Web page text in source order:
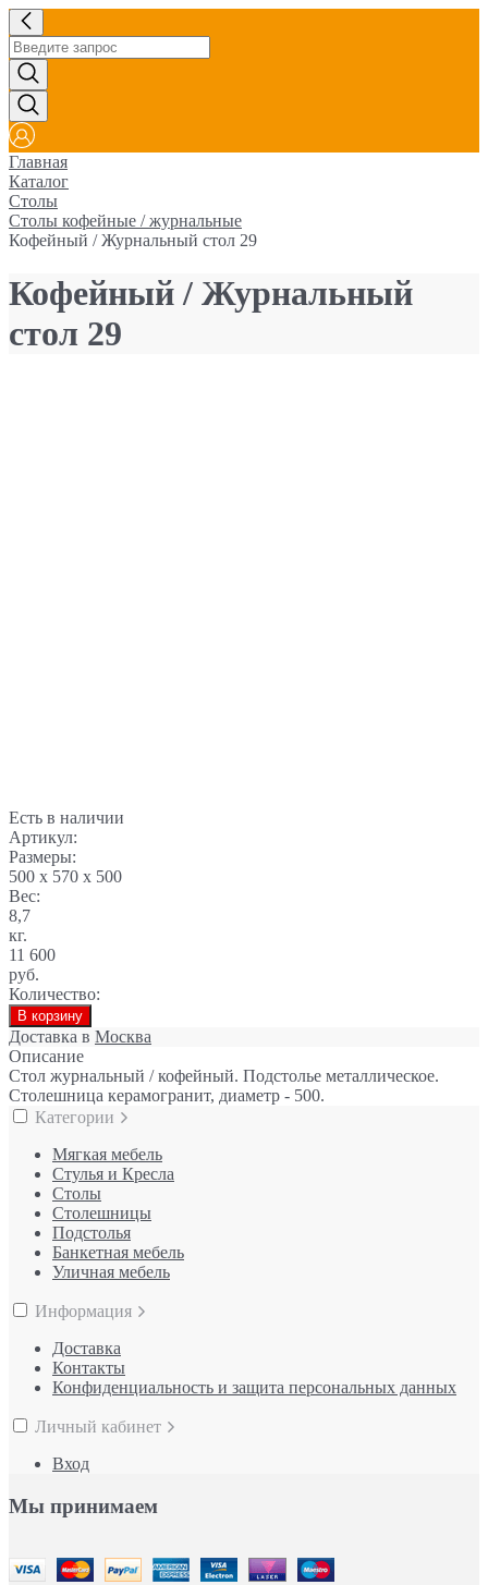
Главная
Каталог
Столы
Столы кофейные / журнальные
Кофейный / Журнальный стол 29
Кофейный / Журнальный
стол 29
Есть в наличии
Артикул:
Размеры:
500 x 570 x 500
Вес:
8,7
кг.
11 600
руб.
Количество:
В корзину
Доставка в Москва
Описание
Стол журнальный / кофейный. Подстолье металлическое.
Столешница керамогранит, диаметр - 500.
Категории
Мягкая мебель
Стулья и Кресла
Столы
Столешницы
Подстолья
Банкетная мебель
Уличная мебель
Информация
Доставка
Контакты
Конфиденциальность и защита персональных данных
Личный кабинет
Вход
Мы принимаем